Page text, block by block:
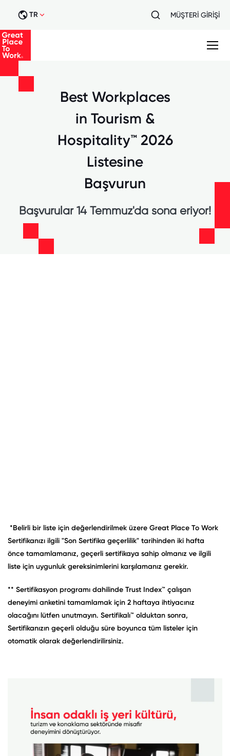
TR MÜŞTERİ GİRİŞİ
Best Workplaces
in Tourism &
Hospitality™ 2026
Listesine
Başvurun
Başvurular 14 Temmuz'da sona eriyor!
*Belirli bir liste için değerlendirilmek üzere Great Place To Work
Sertifikanızı ilgili "Son Sertifika geçerlilik" tarihinden iki hafta
önce tamamlamanız, geçerli sertifikaya sahip olmanız ve ilgili
liste için uygunluk gereksinimlerini karşılamanız gerekir.
** Sertifikasyon programı dahilinde Trust Index™ çalışan
deneyimi anketini tamamlamak için 2 haftaya ihtiyacınız
olacağını lütfen unutmayın. Sertifikalı™ olduktan sonra,
Sertifikanızın geçerli olduğu süre boyunca tüm listeler için
otomatik olarak değerlendirilirsiniz.